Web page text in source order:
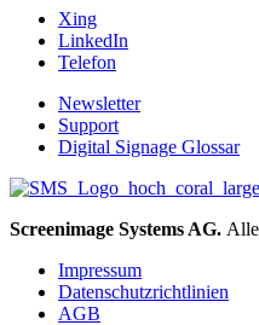
Xing
LinkedIn
Telefon
Newsletter
Support
Digital Signage Glossar
Screenimage Systems AG.
Impressum
Datenschutzrichtlinien
AGB